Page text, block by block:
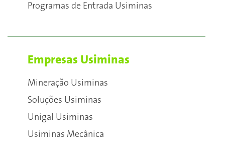
Programas de Entrada Usiminas
Empresas Usiminas
Mineração Usiminas
Soluções Usiminas
Unigal Usiminas
Usiminas Mecânica